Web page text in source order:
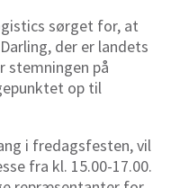
sørget for, at
der er landets
stemningen på
op til
i fredagsfesten, vil
fra kl. 15.00-17.00.